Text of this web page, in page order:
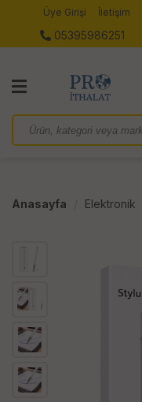
Üye Girişi İletişim
05395986251
Anasayfa Elektronik